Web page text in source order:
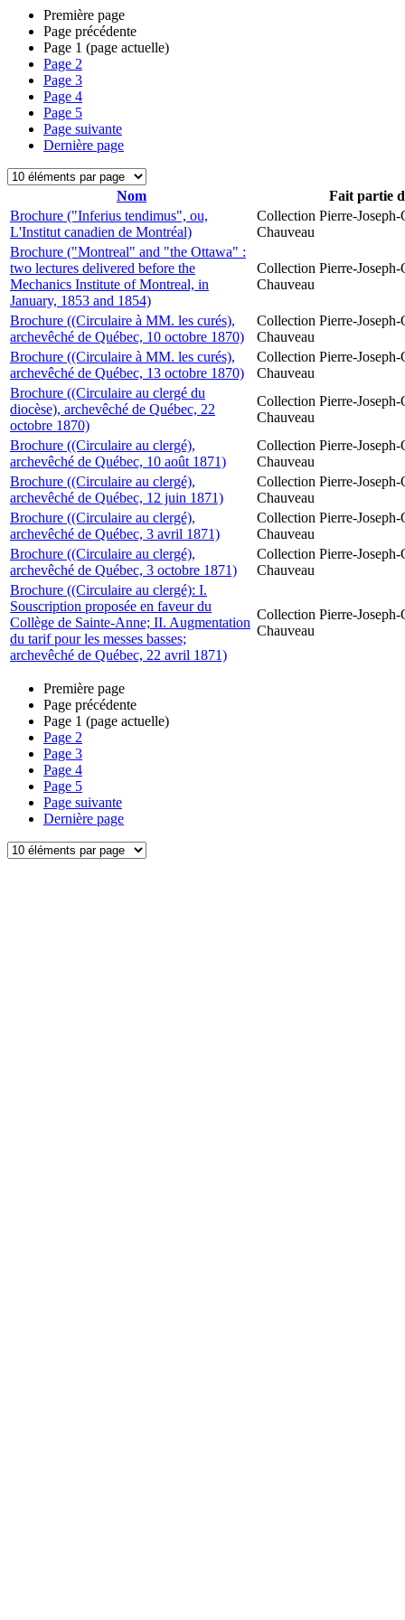
Première page
Page précédente
Page 1 (page actuelle)
Page 2
Page 3
Page 4
Page 5
Page suivante
Dernière page
Nom
Fait partie
Brochure ("Inferius tendimus", ou,
L'Institut canadien de Montréal)
Collection Pierre-
Chauveau
Brochure ("Montreal" and "the Ottawa" :
two lectures delivered before the
Mechanics Institute of Montreal, in
January, 1853 and 1854)
Collection Pierre-
Chauveau
Brochure ((Circulaire à MM. les curés),
archevêché de Québec, 10 octobre 1870)
Collection Pierre-
Chauveau
Brochure ((Circulaire à MM. les curés),
archevêché de Québec, 13 octobre 1870)
Collection Pierre-
Chauveau
Brochure ((Circulaire au clergé du
diocèse), archevêché de Québec, 22
octobre 1870)
Collection Pierre-
Chauveau
Brochure ((Circulaire au clergé),
archevêché de Québec, 10 août 1871)
Collection Pierre-
Chauveau
Brochure ((Circulaire au clergé),
archevêché de Québec, 12 juin 1871)
Collection Pierre-
Chauveau
Brochure ((Circulaire au clergé),
archevêché de Québec, 3 avril 1871)
Collection Pierre-
Chauveau
Brochure ((Circulaire au clergé),
archevêché de Québec, 3 octobre 1871)
Collection Pierre-
Chauveau
Brochure ((Circulaire au clergé): I.
Souscription proposée en faveur du
Collège de Sainte-Anne; II. Augmentation
du tarif pour les messes basses;
archevêché de Québec, 22 avril 1871)
Collection Pierre-
Chauveau
Première page
Page précédente
Page 1 (page actuelle)
Page 2
Page 3
Page 4
Page 5
Page suivante
Dernière page